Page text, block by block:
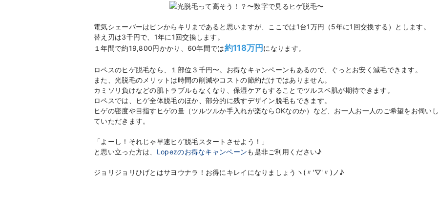
電気シェーバーはピンからキリまであると思いますが、ここでは1台1万円（5年に1回交換する）とします。
替え刃は3千円で、1年に1回交換します。
１年間で約19,800円かかり、60年間では約118万円 になります。
ロペスのヒゲ脱毛なら、１部位３千円〜。お得なキャンペーンもあるので、ぐっとお安く減毛できます。
また、光脱毛のメリットは時間の削減やコストの節約だけではありません。
カミソリ負けなどの肌トラブルもなくなり、保湿ケアもすることでツルスベ肌が期待できます。
ロペスでは、ヒゲ全体脱毛のほか、部分的に残すデザイン脱毛もできます。
ヒゲの密度や目指すヒゲの量（ツルツルか手入れが楽ならOKなのか）など、お一人お一人のご希望をお伺い
ていただきます。
「よーし！それじゃ早速ヒゲ脱毛スタートさせよう！」
と思い立った方は、 Lopezのお得なキャンペーンも是非ご利用ください♪
ジョリジョリひげとはサヨウナラ！お得にキレイになりましょうヽ(〃'▽'〃)ノ♪